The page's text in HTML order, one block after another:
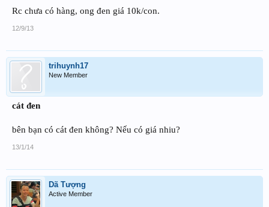
Rc chưa có hàng, ong đen giá 10k/con.
12/9/13
trihuynh17
New Member
cát đen
bên bạn có cát đen không? Nếu có giá nhiu?
13/1/14
Dã Tượng
Active Member